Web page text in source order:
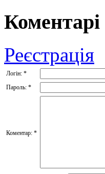
Коментарі
Реєстрація
Логін: *
Пароль: *
Коментар: *